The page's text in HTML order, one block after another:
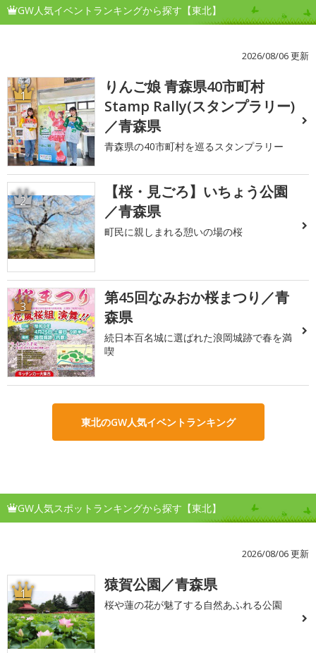
GW人気イベントランキングから探す【東北】
2026/08/06 更新
1
りんご娘 青森県40市町村
Stamp Rally(スタンプラリー)
／青森県
青森県の40市町村を巡るスタンプラリー
2
【桜・見ごろ】いちょう公園
／青森県
町民に親しまれる憩いの場の桜
3
第45回なみおか桜まつり／青
森県
続日本百名城に選ばれた浪岡城跡で春を満
喫
東北のGW人気イベントランキング
GW人気スポットランキングから探す【東北】
2026/08/06 更新
1 猿賀公園／青森県
桜や蓮の花が魅了する自然あふれる公園